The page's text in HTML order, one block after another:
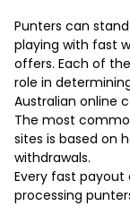
Punters can
playing with fast
offers. Each of
role in
Australian online
The most
sites is based on
withdrawals.
Every fast payout
processing